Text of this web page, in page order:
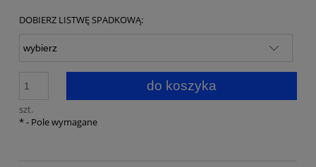
DOBIERZ LISTWĘ SPADKOWĄ:
szt.
do koszyka
*- Pole wymagane